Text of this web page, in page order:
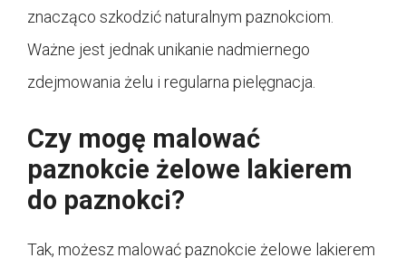
znacząco szkodzić naturalnym paznokciom.
Ważne jest jednak unikanie nadmiernego
zdejmowania żelu i regularna pielęgnacja.
Czy mogę malować
paznokcie żelowe lakierem
do paznokci?
Tak, możesz malować paznokcie żelowe lakierem